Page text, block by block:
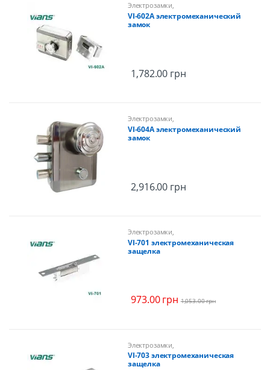
Электрозамки,
Электромеханические замки,
защелки
VI-602A электромеханический
замок
1,782.00 грн
Электрозамки
Электромеханические замки,
защелки
VI-604A электромеханический
замок
2,916.00 грн
Электрозамки
Электромеханические замки,
защелки
VI-701 электромеханическая
защелка
973.00грн 1,053.00грн
Электрозамки
Электромеханические замки,
защелки
VI-703 электромеханическая
защелка